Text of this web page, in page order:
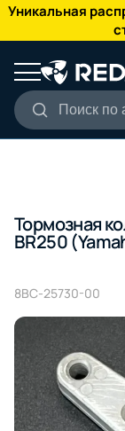
Уникальная
Поиск по
КАТАЛОГ
Тормозная
BR250
8BC-25730-00